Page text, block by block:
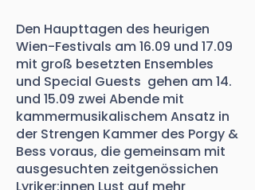
Den Haupttagen des heurigen
Wien-Festivals am 16.09 und 17.09
mit groß besetzten Ensembles
und Special Guests gehen am 14.
und 15.09 zwei Abende mit
kammermusikalischem Ansatz in
der Strengen Kammer des Porgy &
Bess voraus, die gemeinsam mit
ausgesuchten zeitgenössichen